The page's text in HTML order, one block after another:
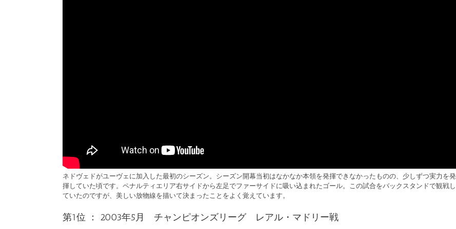
ネドヴェドがユーヴェに加入した最初のシーズン。シーズン開幕当初はなかなか本領を発揮できなかったものの、少しずつ実力を発
揮していた頃です。ペナルティエリア右サイドから左足でファーサイドに吸い込まれたゴール。この試合をバックスタンドで観戦し
ていたのですが、美しい放物線を描いて決まったことをよく覚えています。
第1位 ： 2003年5月 チャンピオンズリーグ レアル・マドリー戦